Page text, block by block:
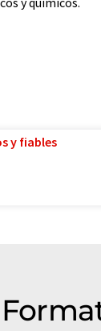
y fiables